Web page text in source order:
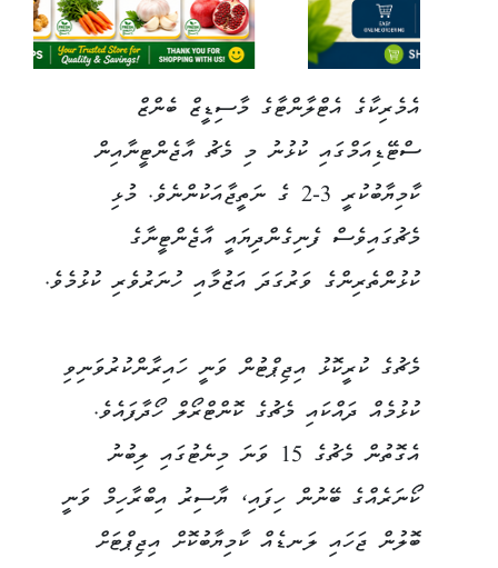
އެމެރިކާގެ އެޓްލާންޓާގެ މާސިޑީޒް ބެންޒް
ސްޓޭޑިއަމްގައި ކުޅުނު މި މެޗު އާޖެންޓީނާއިން
ކާމިޔާބުކުރީ 3-2 ގެ ނަތީޖާއަކުންނެވެ. މުޅި
މެޗުގައިވެސް ފެނިގެންދިޔައީ އާޖެންޓީނާގެ
ކުޅުންތެރިންގެ ވަރުގަދަ އަޒުމާއި ހުނަރުވެރި ކުޅުމެވެ.
މެޗުގެ ކުރީކޮޅު އިޖިޕްޓުން ވަނީ ހައިރާންކުރުވަނިވި
ކުޅުމެއް ދައްކައި މެޗުގެ ކޮންޓްރޯލް ހޯދާފައެވެ.
އެގޮތުން މެޗުގެ 15 ވަނަ މިނެޓުގައި ލިބުނު
ކޯނަރެއްގެ ބޭނުން ހިފައި، ޔާސިރު އިބްރާހިމް ވަނީ
ބޮލުން ޖަހައި ލަނޑެއް ކާމިޔާބުކޮށް އިޖިޕްޓަށް